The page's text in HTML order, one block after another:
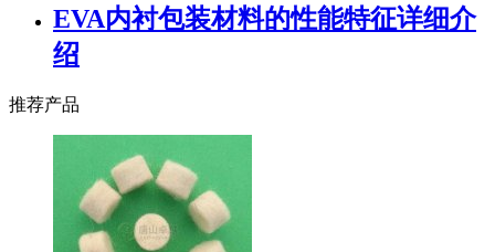
EVA内衬包装材料的性能特征详细介
绍
推荐产品